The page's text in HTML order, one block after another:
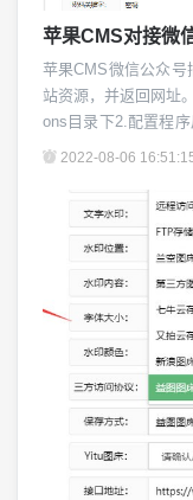
苹果CMS对接微
苹果CMS微信公众号
站资源，并返回网址
ons目录下2.配置程
echat/system.php3.
2022-08-06